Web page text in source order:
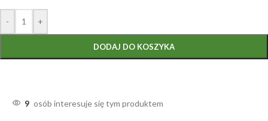
- +
DODAJ DO KOSZYKA
9 osób interesuje się tym produktem